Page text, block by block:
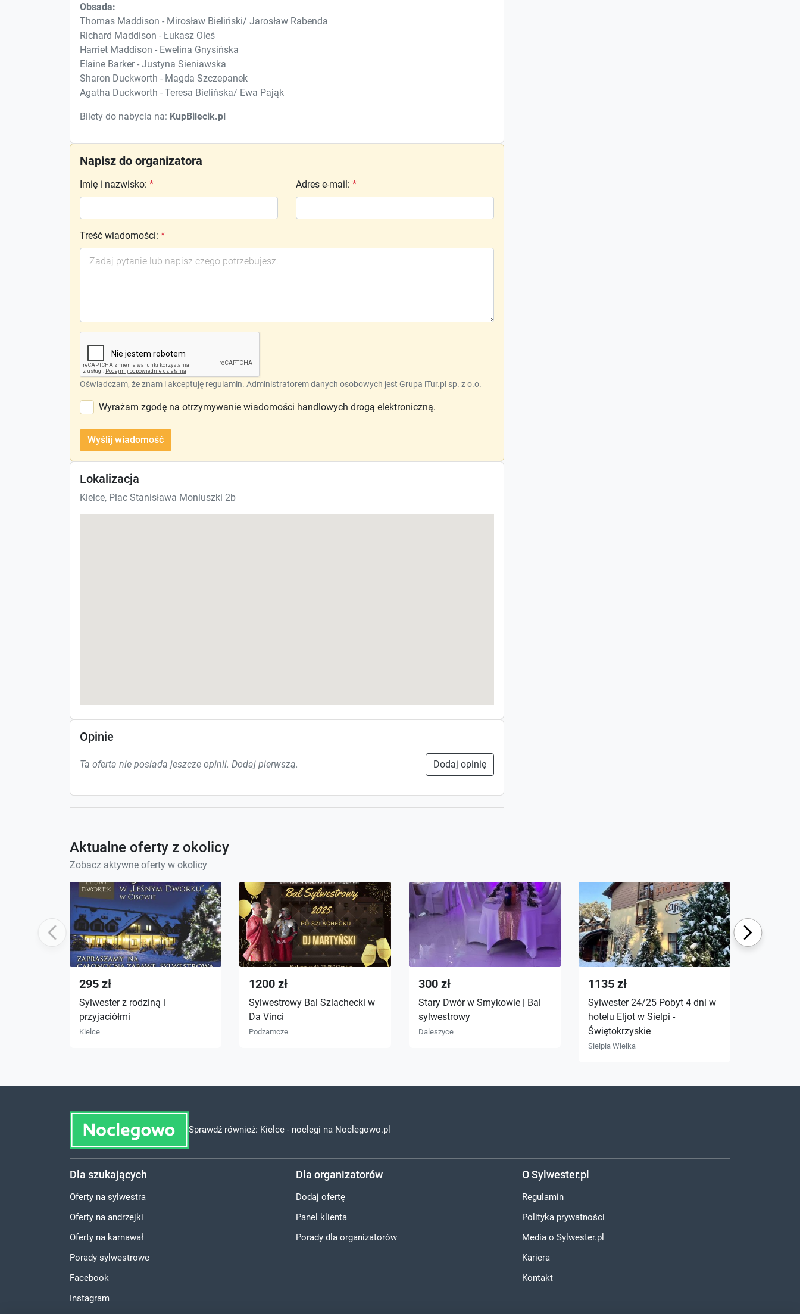
Obsada:
Thomas Maddison - Mirosław Bieliński/ Jarosław Rabenda
Richard Maddison - Łukasz Oleś
Harriet Maddison - Ewelina Gnysińska
Elaine Barker - Justyna Sieniawska
Sharon Duckworth - Magda Szczepanek
Agatha Duckworth - Teresa Bielińska/ Ewa Pająk
Bilety do nabycia na: KupBilecik.pl
Napisz do organizatora
Imię i nazwisko: * Adres e-mail: *
Treść wiadomości: *
Oświadczam, że znam i akceptuję regulamin. Administratorem danych osobowych jest Grupa iTur.pl sp. z o.o.
Wyrażam zgodę na otrzymywanie wiadomości handlowych drogą elektroniczną.
Wyślij wiadomość
Lokalizacja
Kielce, Plac Stanisława Moniuszki 2b
Opinie
Ta oferta nie posiada jeszcze opinii. Dodaj pierwszą. Dodaj opinię
Aktualne oferty z okolicy
Zobacz aktywne oferty w okolicy
Previous
295 zł
Sylwester z rodziną i
przyjaciółmi
Kielce
1200 zł
Sylwestrowy Bal Szlachecki w
Da Vinci
Podzamcze
300 zł
Stary Dwór w Smykowie | Bal
sylwestrowy
Daleszyce
1135 zł
Sylwester 24/25 Pobyt 4 dni w
hotelu Eljot w Sielpi -
Świętokrzyskie
Sielpia Wielka
Next
Sprawdź również: Kielce - noclegi na Noclegowo.pl
Dla szukających
Oferty na sylwestra
Oferty na andrzejki
Oferty na karnawał
Porady sylwestrowe
Facebook
Instagram
Dla organizatorów
Dodaj ofertę
Panel klienta
Porady dla organizatorów
O Sylwester.pl
Regulamin
Polityka prywatności
Media o Sylwester.pl
Kariera
Kontakt